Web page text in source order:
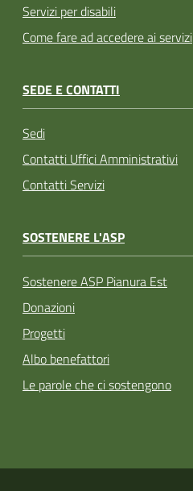
Servizi per disabili
Come fare ad accedere ai servizi
SEDE E CONTATTI
Sedi
Contatti Uffici Amministrativi
Contatti Servizi
SOSTENERE L'ASP
Sostenere ASP Pianura Est
Donazioni
Progetti
Albo benefattori
Le parole che ci sostengono